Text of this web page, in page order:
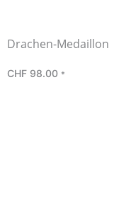
Drachen-Medaillon
CHF 98.00 *